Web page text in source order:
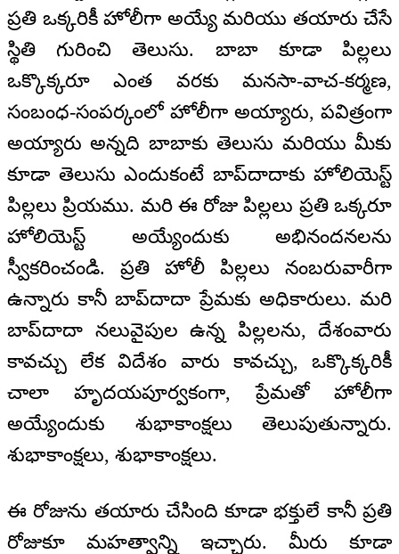
ప్రతి ఒక్కరికీ హోలీగా అయ్యే మరియు తయారు చేసే
స్థితి గురించి తెలుసు. బాబా కూడా పిల్లలు
ఒక్కొక్కరూ ఎంత వరకు మనసా-వాచ-కర్మణ,
సంబంధ-సంపర్కంలో హోలీగా అయ్యారు, పవిత్రంగా
అయ్యారు అన్నది బాబాకు తెలుసు మరియు మీకు
కూడా తెలుసు ఎందుకంటే బాప్‍దాదాకు హోలియెస్ట్
పిల్లలు ప్రియము. మరి ఈ రోజు పిల్లలు ప్రతి ఒక్కరూ
హోలియెస్ట్ అయ్యేందుకు అభినందనలను
స్వీకరించండి. ప్రతి హోలీ పిల్లలు నంబరువారీగా
ఉన్నారు కానీ బాప్‍దాదా ప్రేమకు అధికారులు. మరి
బాప్‍దాదా నలువైపుల ఉన్న పిల్లలను, దేశంవారు
కావచ్చు లేక విదేశం వారు కావచ్చు, ఒక్కొక్కరికీ
చాలా హృదయపూర్వకంగా, ప్రేమతో హోలీగా
అయ్యేందుకు శుభాకాంక్షలు తెలుపుతున్నారు.
శుభాకాంక్షలు, శుభాకాంక్షలు.
ఈ రోజును తయారు చేసింది కూడా భక్తులే కానీ ప్రతి
రోజుకూ మహత్వాన్ని ఇచ్చారు. మీరు కూడా